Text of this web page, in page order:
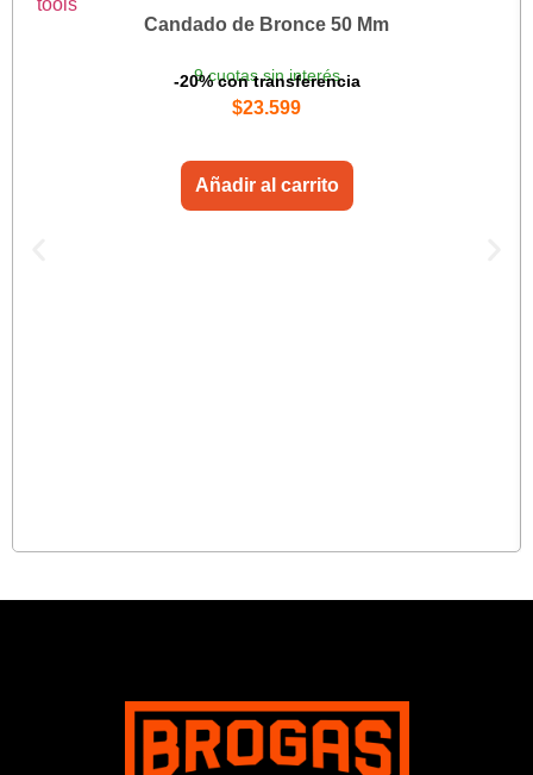
Candado de Bronce 50 Mm
9 cuotas sin interés
-20% con transferencia
$23.599
Añadir al carrito